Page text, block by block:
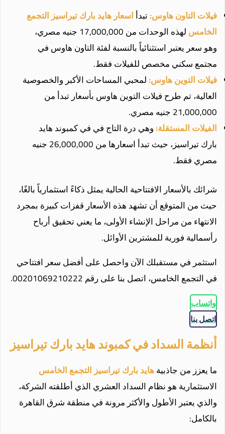
فيلات التاون هاوس:تبدأاسعار هايد بارك تيراسيز التجمع
الخامس
لهذه الوحدات من 17,000,000 جنيه مصري،
وهو سعر يعتبر استثنائياً بالنسبة لفئة التاون هاوس في
مجتمع سكني مخصص للفيلات فقط.
فيلات التوين هاوس:لمحبي المساحات الأكبر والخصوصية
العالية، تم طرح فيلات التوين هاوس بأسعار تبدأ من
21,000,000 جنيه مصري.
الفيلات المستقلة:وهي درة التاج في في كمبوند هايد
بارك تيراسيز، حيث تبدأ اسعارها من 26,000,000 جنيه
مصري فقط.
شرائك بالأسعار الافتتاحية الحالية يمثل ذكاءً استثمارياً بالغًا،
حيث من المتوقع أن تشهد هذه الأسعار قفزات كبيرة بمجرد
الانتهاء من مراحل الإنشاء الأولى، ما يعني تحقيق أرباح
رأسمالية فورية للمشترين الأوائل.
استثمر في مستقبلك الآن واحصل على أفضل سعر افتتاحي
في التجمع الخامس، اتصل بنا على رقم 00201069210222.
واتساب
اتصل بنا
أنظمة السداد في كمبوند هايد بارك تيراسيز
ما يعزز من جاذبيةهايد بارك تيراسيز التجمع الخامس
الاستثمارية هو نظام السداد العشري الذي أطلقته الشركة،
والذي يعتبر الأطول والأكثر مرونة في منطقة شرق القاهرة
بالكامل: